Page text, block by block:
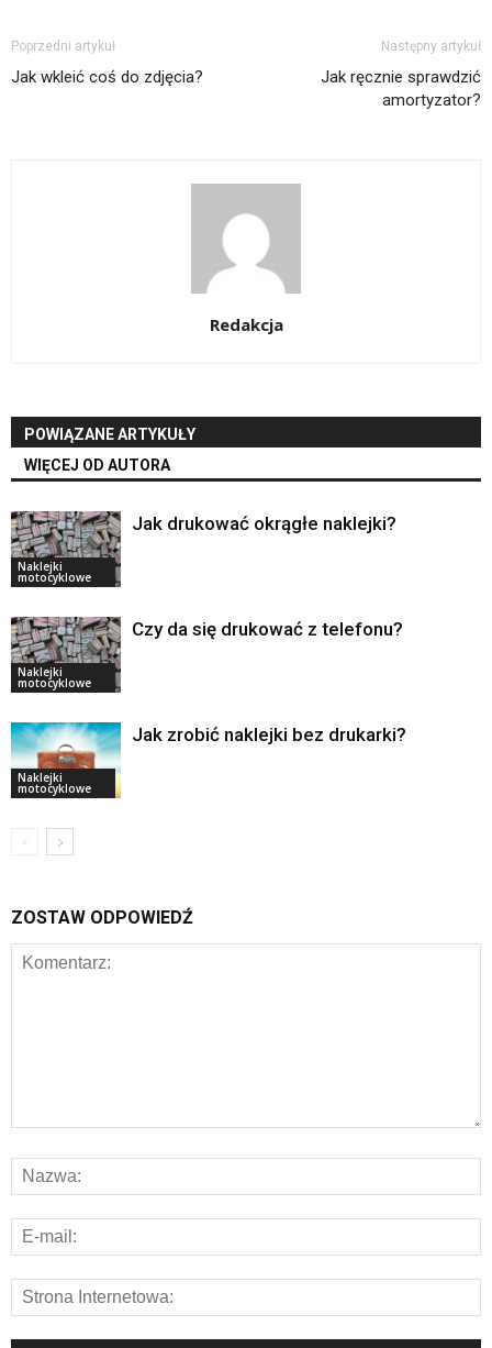
Poprzedni artykuł
Jak wkleić coś do zdjęcia?
Następny artykuł
Jak ręcznie sprawdzić
amortyzator?
Redakcja
POWIĄZANE ARTYKUŁY
WIĘCEJ OD AUTORA
Naklejki
motocyklowe
Jak drukować okrągłe naklejki?
Naklejki
motocyklowe
Czy da się drukować z telefonu?
Naklejki
motocyklowe
Jak zrobić naklejki bez drukarki?
ZOSTAW ODPOWIEDŹ